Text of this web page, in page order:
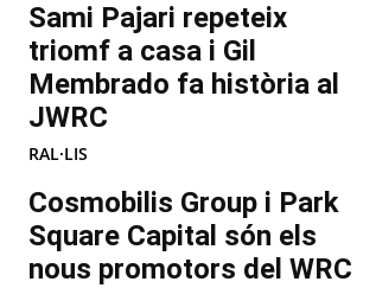
Sami Pajari repeteix
triomf a casa i Gil
Membrado fa història al
JWRC
RAL·LIS
Cosmobilis Group i Park
Square Capital són els
nous promotors del WRC